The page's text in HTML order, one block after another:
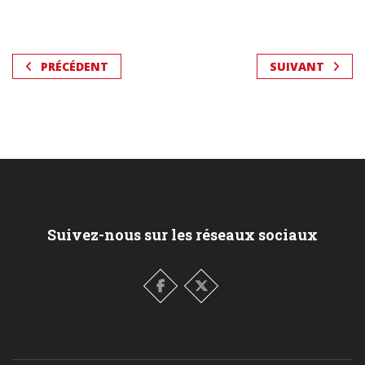
PRÉCÉDENT SUIVANT
Suivez-nous sur les réseaux sociaux